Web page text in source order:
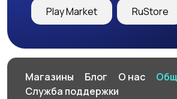
Play Market RuStore
Магазины Блог О нас
Служба поддержки